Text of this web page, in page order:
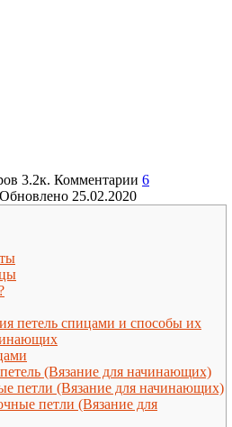
3.2к. Комментарии 6
Обновлено 25.02.2020
петель спицами и способы их
(Вязание для начинающих)
петли (Вязание для начинающих)
петли (Вязание для